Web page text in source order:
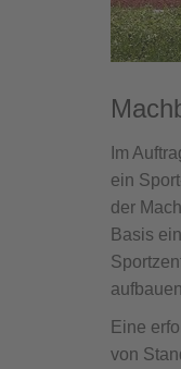
Im
ein
der
Basis
Eine
von